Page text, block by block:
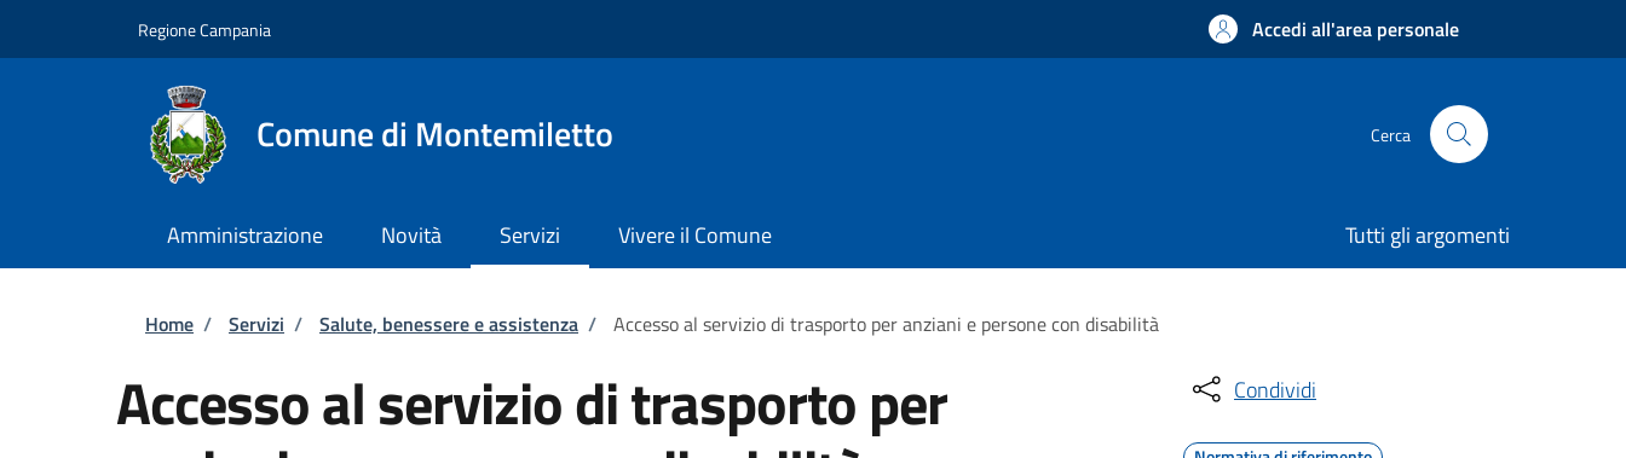
Regione Campania Accedi all'area personale
Comune di Montemiletto Cerca
Amministrazione Novità Servizi Vivere il Comune Tutti gli argomenti
Briciole di pane
Home / Servizi / Salute, benessere e assistenza / Accesso al servizio di trasporto per anziani e persone con disabilità
Accesso al servizio di trasporto per Condividi